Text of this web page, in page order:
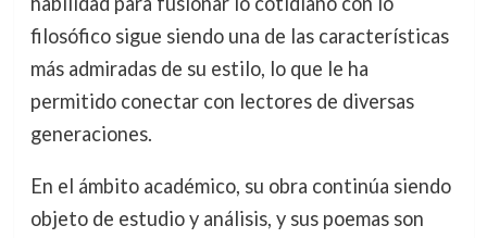
filosófico sigue siendo una de las características
más admiradas de su estilo, lo que le ha
permitido conectar con lectores de diversas
generaciones.
En el ámbito académico, su obra continúa siendo
objeto de estudio y análisis, y sus poemas son